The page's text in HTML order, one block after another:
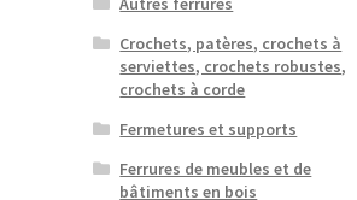
Crochets, patères, crochets à
serviettes, crochets robustes,
crochets à corde
Fermetures et supports
Ferrures de meubles et de
bâtiments en bois